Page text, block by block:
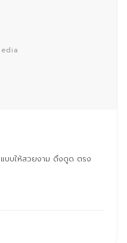
บบให้สวยงาม ดึงดูด ตรง